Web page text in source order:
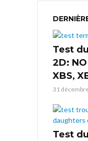
Test
2D: NO
XBS,
31
Test